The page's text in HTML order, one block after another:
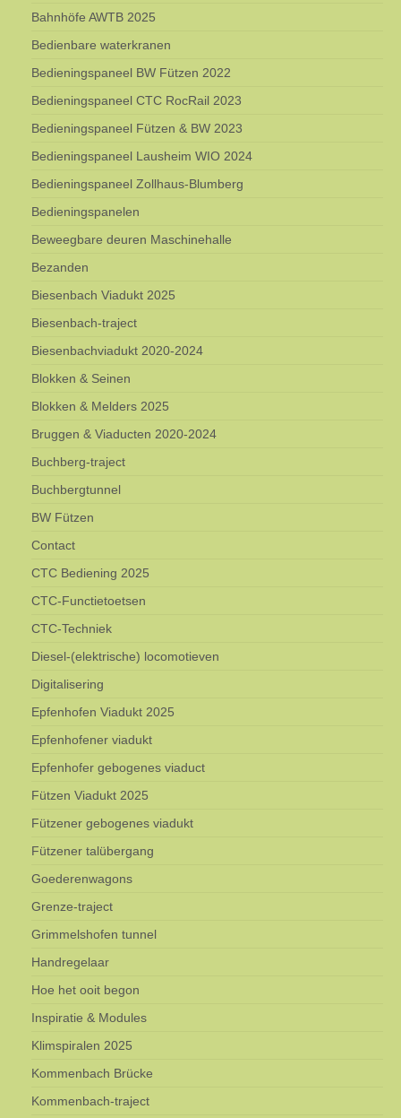
Bahnhöfe AWTB 2025
Bedienbare waterkranen
Bedieningspaneel BW Fützen 2022
Bedieningspaneel CTC RocRail 2023
Bedieningspaneel Fützen & BW 2023
Bedieningspaneel Lausheim WIO 2024
Bedieningspaneel Zollhaus-Blumberg
Bedieningspanelen
Beweegbare deuren Maschinehalle
Bezanden
Biesenbach Viadukt 2025
Biesenbach-traject
Biesenbachviadukt 2020-2024
Blokken & Seinen
Blokken & Melders 2025
Bruggen & Viaducten 2020-2024
Buchberg-traject
Buchbergtunnel
BW Fützen
Contact
CTC Bediening 2025
CTC-Functietoetsen
CTC-Techniek
Diesel-(elektrische) locomotieven
Digitalisering
Epfenhofen Viadukt 2025
Epfenhofener viadukt
Epfenhofer gebogenes viaduct
Fützen Viadukt 2025
Fützener gebogenes viadukt
Fützener talübergang
Goederenwagons
Grenze-traject
Grimmelshofen tunnel
Handregelaar
Hoe het ooit begon
Inspiratie & Modules
Klimspiralen 2025
Kommenbach Brücke
Kommenbach-traject